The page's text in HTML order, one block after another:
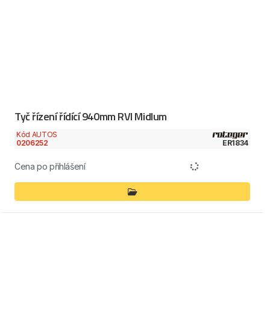
Tyč řízení řídící 940mm RVI Midlum
Kód AUTOS
0206252
ER1834
Cena po přihlášení